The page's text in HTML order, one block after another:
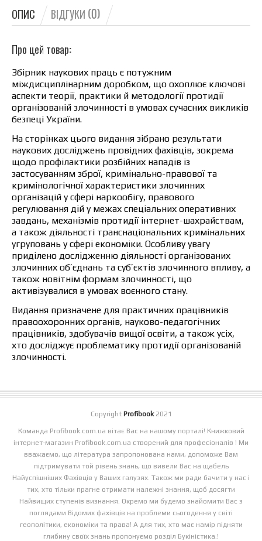
ОПИС ВІДГУКИ (0)
Про цей товар:
Збірник наукових праць є потужним
міждисциплінарним доробком, що охоплює ключові
аспекти теорії, практики й методології протидії
організованій злочинності в умовах сучасних викликів
безпеці України.
На сторінках цього видання зібрано результати
наукових досліджень провідних фахівців, зокрема
щодо профілактики розбійних нападів із
застосуванням зброї, кримінально-правової та
кримінологічної характеристики злочинних
організацій у сфері наркообігу, правового
регулювання дій у межах спеціальних оперативних
завдань, механізмів протидії інтернет-шахрайствам,
а також діяльності транснаціональних кримінальних
угруповань у сфері економіки. Особливу увагу
приділено дослідженню діяльності організованих
злочинних об’єднань та суб’єктів злочинного впливу, а
також новітнім формам злочинності, що
активізувалися в умовах воєнного стану.
Видання призначене для практичних працівників
правоохоронних органів, науково-педагогічних
працівників, здобувачів вищої освіти, а також усіх,
хто досліджує проблематику протидії організованій
злочинності.
Copyright Profibook2021
Команда Profibook.com.ua вітає Вас на нашому порталі! Книжковий
інтернет-магазин Profibook.com.ua створений для професіоналів ! Ми
вважаємо, що література запропонована нами, допоможе Вам
підтримувати той рівень знань, що вивели Вас на щабель
Найуспішніших Фахівців у Ваших галузях. Також ми ради бачити у нас і
тих, хто тільки прагне отримати належні знання, щоб досягти
Найвищих ступенів визнання. Окремо ми будемо знайомити Вас з
поглядами Відомих фахівців на проблеми сьогодення у світі
геополітики, економіки та права! А для тих, хто має намір підняти
глибину своїх знань пропонуємо розділ Букіністика.!